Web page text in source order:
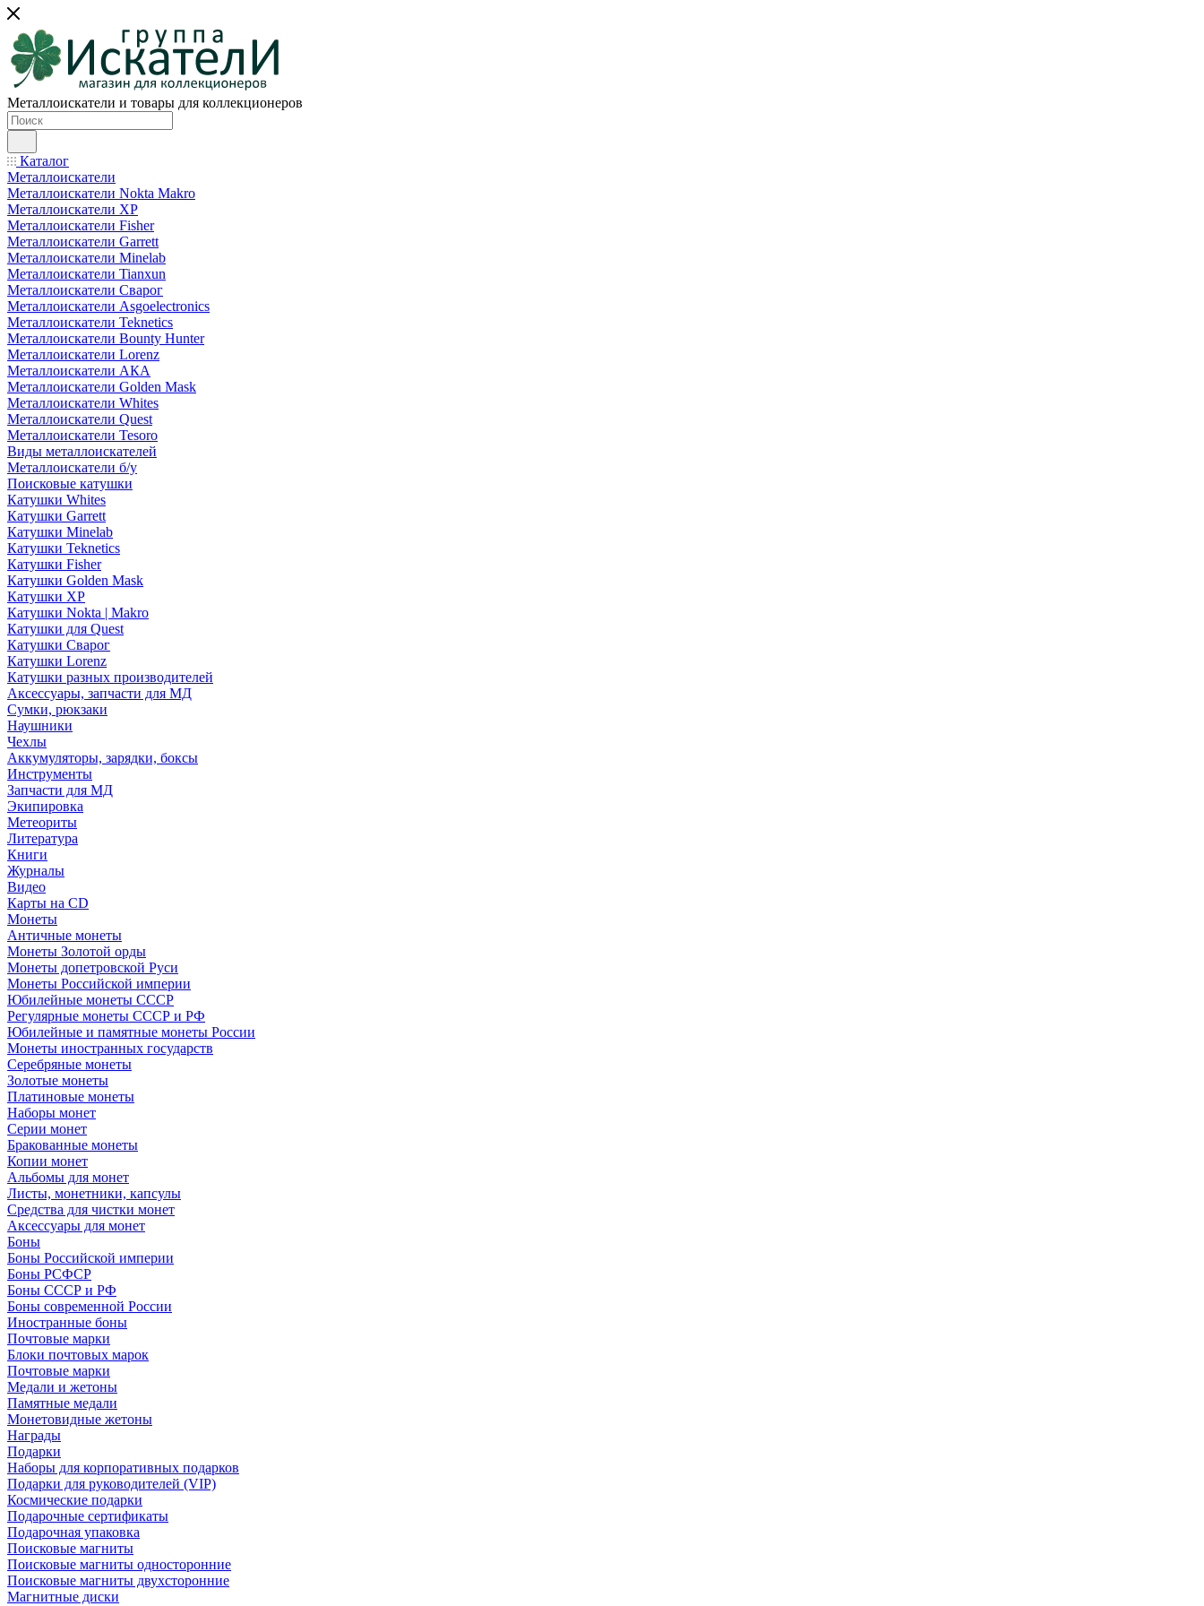
Металлоискатели и товары для коллекционеров
Каталог
Металлоискатели
Металлоискатели Nokta Makro
Металлоискатели XP
Металлоискатели Fisher
Металлоискатели Garrett
Металлоискатели Minelab
Металлоискатели Tianxun
Металлоискатели Сварог
Металлоискатели Asgoelectronics
Металлоискатели Teknetics
Металлоискатели Bounty Hunter
Металлоискатели Lorenz
Металлоискатели АКА
Металлоискатели Golden Mask
Металлоискатели Whites
Металлоискатели Quest
Металлоискатели Tesoro
Виды металлоискателей
Металлоискатели б/у
Поисковые катушки
Катушки Whites
Катушки Garrett
Катушки Minelab
Катушки Teknetics
Катушки Fisher
Катушки Golden Mask
Катушки XP
Катушки Nokta | Makro
Катушки для Quest
Катушки Сварог
Катушки Lorenz
Катушки разных производителей
Аксессуары, запчасти для МД
Сумки, рюкзаки
Наушники
Чехлы
Аккумуляторы, зарядки, боксы
Инструменты
Запчасти для МД
Экипировка
Метеориты
Литература
Книги
Журналы
Видео
Карты на CD
Монеты
Античные монеты
Монеты Золотой орды
Монеты допетровской Руси
Монеты Российской империи
Юбилейные монеты СССР
Регулярные монеты СССР и РФ
Юбилейные и памятные монеты России
Монеты иностранных государств
Серебряные монеты
Золотые монеты
Платиновые монеты
Наборы монет
Серии монет
Бракованные монеты
Копии монет
Альбомы для монет
Листы, монетники, капсулы
Средства для чистки монет
Аксессуары для монет
Боны
Боны Российской империи
Боны РСФСР
Боны СССР и РФ
Боны современной России
Иностранные боны
Почтовые марки
Блоки почтовых марок
Почтовые марки
Медали и жетоны
Памятные медали
Монетовидные жетоны
Награды
Подарки
Наборы для корпоративных подарков
Подарки для руководителей (VIP)
Космические подарки
Подарочные сертификаты
Подарочная упаковка
Поисковые магниты
Поисковые магниты односторонние
Поисковые магниты двухсторонние
Магнитные диски